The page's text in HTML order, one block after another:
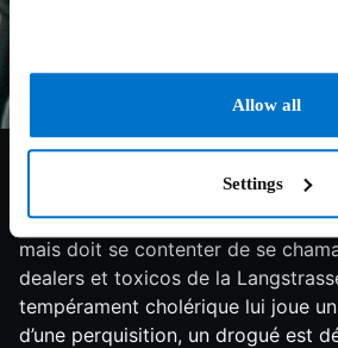
Allow all
Settings
Herbert Strähl, policier zurichois
accro aux médicaments, rêve du
mais doit se contenter de se
dealers et toxicos de la
tempérament cholérique lui joue
d’une perquisition, un drogué est